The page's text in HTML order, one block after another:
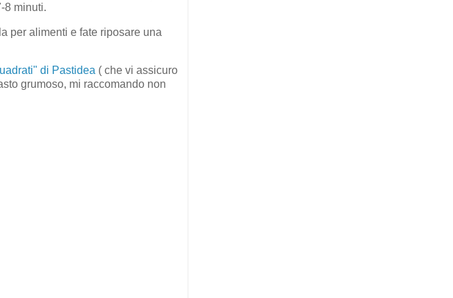
8 minuti.
per alimenti e fate riposare una
di Pastidea ( che vi assicuro
grumoso, mi raccomando non